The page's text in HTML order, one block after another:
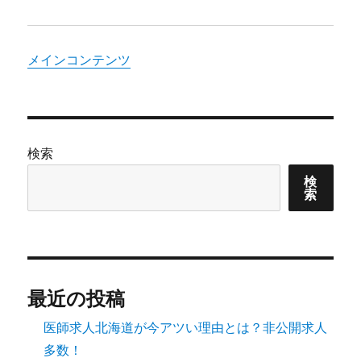
メインコンテンツ
検索
検
索
最近の投稿
医師求人北海道が今アツい理由とは？非公開求人
多数！